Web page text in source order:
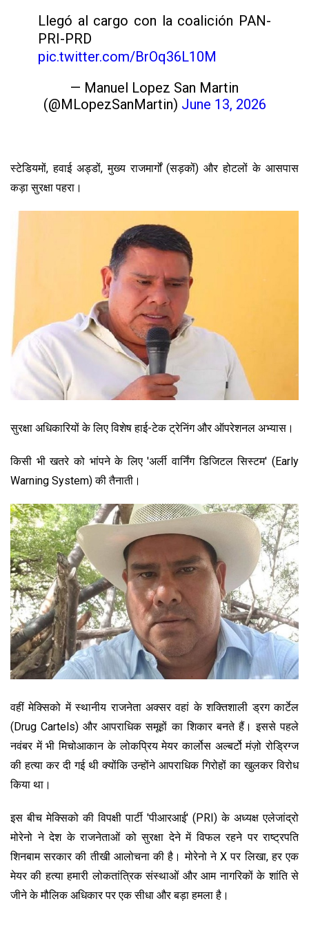
Llegó al cargo con la coalición PAN-
PRI-PRD
pic.twitter.com/BrOq36L10M
— Manuel Lopez San Martin
(@MLopezSanMartin) June 13, 2026
स्टेडियमों, हवाई अड्डों, मुख्य राजमार्गों (सड़कों) और होटलों के आसपास
कड़ा सुरक्षा पहरा।
सुरक्षा अधिकारियों के लिए विशेष हाई-टेक ट्रेनिंग और ऑपरेशनल अभ्यास।
किसी भी खतरे को भांपने के लिए 'अर्ली वार्निंग डिजिटल सिस्टम' (Early
Warning System) की तैनाती।
वहीं मेक्सिको में स्थानीय राजनेता अक्सर वहां के शक्तिशाली ड्रग कार्टेल
(Drug Cartels) और आपराधिक समूहों का शिकार बनते हैं। इससे पहले
नवंबर में भी मिचोआकान के लोकप्रिय मेयर कार्लोस अल्बर्टो मंज़ो रोड्रिग्ज
की हत्या कर दी गई थी क्योंकि उन्होंने आपराधिक गिरोहों का खुलकर विरोध
किया था।
इस बीच मेक्सिको की विपक्षी पार्टी 'पीआरआई' (PRI) के अध्यक्ष एलेजांद्रो
मोरेनो ने देश के राजनेताओं को सुरक्षा देने में विफल रहने पर राष्ट्रपति
शिनबाम सरकार की तीखी आलोचना की है। मोरेनो ने X पर लिखा, हर एक
मेयर की हत्या हमारी लोकतांत्रिक संस्थाओं और आम नागरिकों के शांति से
जीने के मौलिक अधिकार पर एक सीधा और बड़ा हमला है।